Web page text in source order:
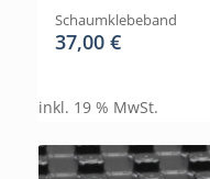
Schaumklebeband
37,00 €
inkl. 19 % MwSt.